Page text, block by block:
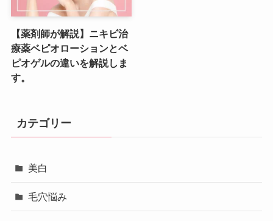
【薬剤師が解説】ニキビ治
療薬ベピオローションとベ
ピオゲルの違いを解説しま
す。
カテゴリー
美白
毛穴悩み